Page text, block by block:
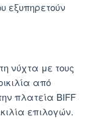
εξυπηρετούν
νύχτα με τους
από
πλατεία BIFF
επιλογών.